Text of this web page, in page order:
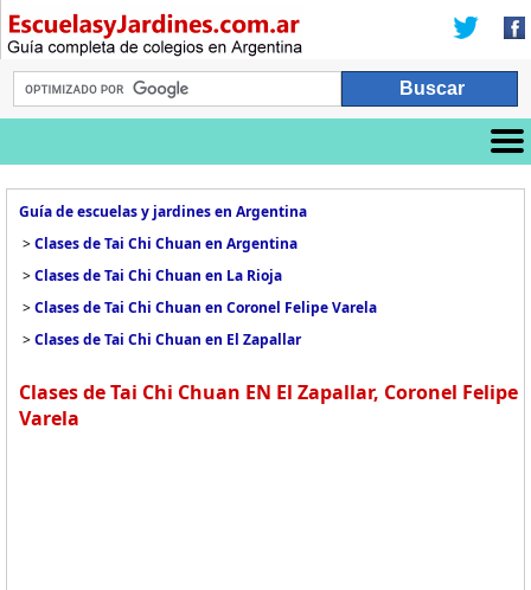
Guía de escuelas y jardines en Argentina
>Clases de Tai Chi Chuan en Argentina
>Clases de Tai Chi Chuan en La Rioja
>Clases de Tai Chi Chuan en Coronel Felipe Varela
>Clases de Tai Chi Chuan en El Zapallar
Clases de Tai Chi Chuan EN El Zapallar, Coronel Felipe
Varela